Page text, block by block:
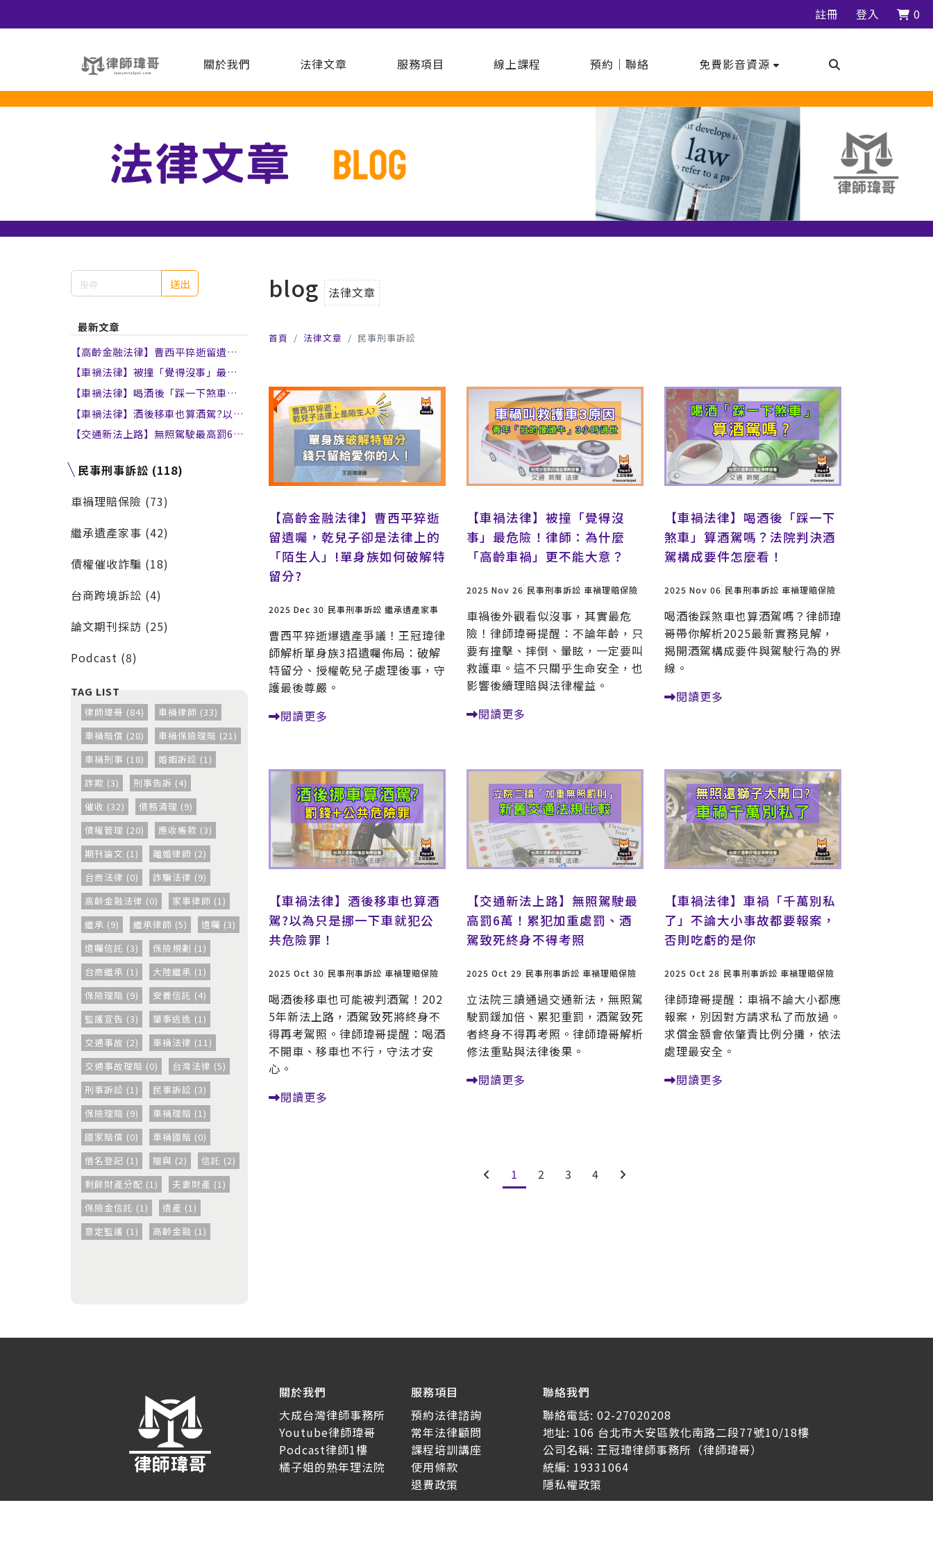
註冊 登入 0
關於我們 法律文章 服務項目 線上課程 預約｜聯絡 免費影音資源
送出
最新文章
【高齡金融法律】曹西平猝逝留遺囑，
乾兒子卻是法律上的「陌生人」!單身
族如何破解特留分?
【車禍法律】被撞「覺得沒事」最危
險！律師：為什麼「高齡車禍」更不能
大意？
【車禍法律】喝酒後「踩一下煞車」算
酒駕嗎？法院判決酒駕構成要件怎麼
看！
【車禍法律】酒後移車也算酒駕?以為
只是挪一下車就犯公共危險罪！
【交通新法上路】無照駕駛最高罰6
考照
民事刑事訴訟 (118)
車禍理賠保險 (73)
繼承遺產家事 (42)
債權催收詐騙 (18)
台商跨境訴訟 (4)
論文期刊採訪 (25)
Podcast (8)
律師瑋哥 (84)
車禍律師 (33)
車禍賠償 (28)
車禍保險理賠 (21)
車禍刑事 (18)
婚姻訴訟 (1)
詐欺 (3)
刑事告訴 (4)
催收 (32)
債務清理 (9)
債權管理 (20)
應收帳款 (3)
期刊論文 (1)
離婚律師 (2)
台商法律 (0)
詐騙法律 (9)
高齡金融法律 (0)
家事律師 (1)
繼承 (9)
繼承律師 (5)
遺囑 (3)
遺囑信託 (3)
保險規劃 (1)
台商繼承 (1)
大陸繼承 (1)
保險理賠 (9)
安養信託 (4)
監護宣告 (3)
肇事逃逸 (1)
交通事故 (2)
車禍法律 (11)
交通事故理賠 (0)
台灣法律 (5)
刑事訴訟 (1)
民事訴訟 (3)
保險理賠 (9)
車禍理賠 (1)
國家賠償 (0)
車禍國賠 (0)
借名登記 (1)
贈與 (2)
信託 (2)
剩餘財產分配 (1)
夫妻財產 (1)
保險金信託 (1)
遺產 (1)
意定監護 (1)
高齡金融 (1)
blog 法律文章
首頁 法律文章 民事刑事訴訟
【高齡金融法律】曹西平猝逝
留遺囑，乾兒子卻是法律上的
「陌生人」!單身族如何破解特
留分?
2025 Dec 30 民事刑事訴訟 繼承遺產家事
曹西平猝逝爆遺產爭議！王冠瑋律
師解析單身族3招遺囑佈局：破解
特留分、授權乾兒子處理後事，守
護最後尊嚴。
閱讀更多
【車禍法律】被撞「覺得沒
事」最危險！律師：為什麼
「高齡車禍」更不能大意？
2025 Nov 26 民事刑事訴訟 車禍理賠保險
車禍後外觀看似沒事，其實最危
險！律師瑋哥提醒：不論年齡，只
要有撞擊、摔倒、暈眩，一定要叫
救護車。這不只關乎生命安全，也
影響後續理賠與法律權益。
閱讀更多
【車禍法律】喝酒後「踩一下
煞車」算酒駕嗎？法院判決酒
駕構成要件怎麼看！
2025 Nov 06 民事刑事訴訟 車禍理賠保險
喝酒後踩煞車也算酒駕嗎？律師瑋
哥帶你解析2025最新實務見解，
揭開酒駕構成要件與駕駛行為的界
線。
閱讀更多
【車禍法律】酒後移車也算酒
駕?以為只是挪一下車就犯公
共危險罪！
2025 Oct 30 民事刑事訴訟 車禍理賠保險
喝酒後移車也可能被判酒駕！202
5年新法上路，酒駕致死將終身不
得再考駕照。律師瑋哥提醒：喝酒
不開車、移車也不行，守法才安
心。
閱讀更多
【交通新法上路】無照駕駛最
高罰6萬！累犯加重處罰、酒
駕致死終身不得考照
2025 Oct 29 民事刑事訴訟 車禍理賠保險
立法院三讀通過交通新法，無照駕
駛罰鍰加倍、累犯重罰，酒駕致死
者終身不得再考照。律師瑋哥解析
修法重點與法律後果。
閱讀更多
【車禍法律】車禍「千萬別私
了」不論大小事故都要報案，
否則吃虧的是你
2025 Oct 28 民事刑事訴訟 車禍理賠保險
律師瑋哥提醒：車禍不論大小都應
報案，別因對方請求私了而放過。
求償金額會依肇責比例分攤，依法
處理最安全。
閱讀更多
1 2 3 4
關於我們
大成台灣律師事務所
Youtube律師瑋哥
Podcast律師1樓
橘子姐的熟年理法院
服務項目
預約法律諮詢
常年法律顧問
課程培訓講座
使用條款
退費政策
聯絡我們
聯絡電話: 02-27020208
地址: 106 台北市大安區敦化南路二段77號10/18樓
公司名稱: 王冠瑋律師事務所（律師瑋哥）
統編: 19331064
隱私權政策